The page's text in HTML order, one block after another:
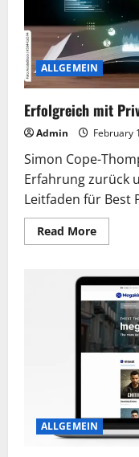
ALLGEMEIN
Erfolgreich mit
Admin February
Simon Cope-
Erfahrung zurück
Leitfaden für Best
Read MoreRead
more
mit
Private
Equity
ALLGEMEIN